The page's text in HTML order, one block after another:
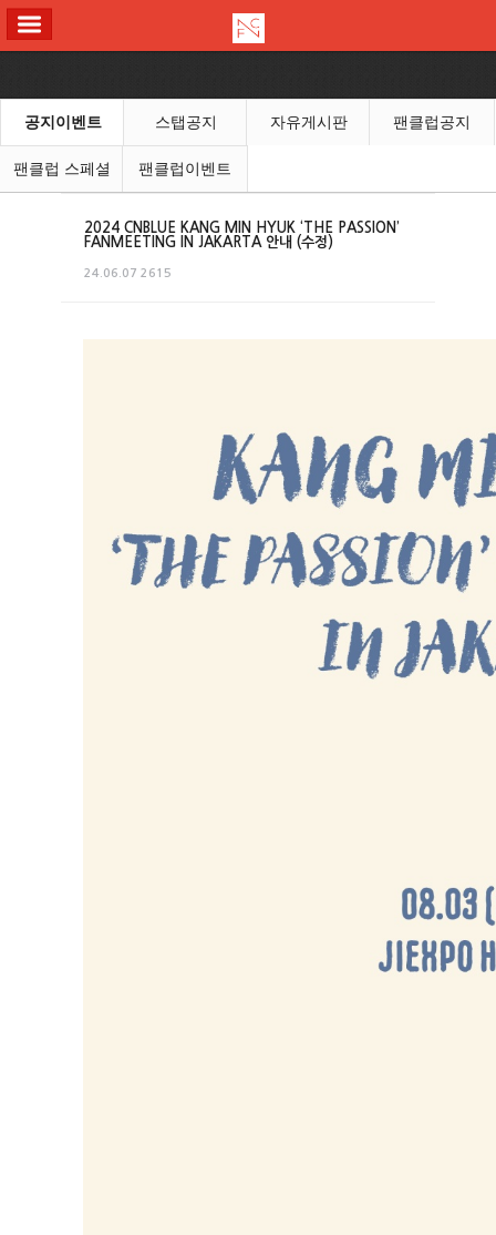
공지이벤트 스탭공지 자유게시판 팬클럽공지
팬클럽 스페셜 팬클럽이벤트
2024 CNBLUE KANG MIN HYUK ‘THE PASSION’
FANMEETING IN JAKARTA 안내 (수정)
24.06.07 2615